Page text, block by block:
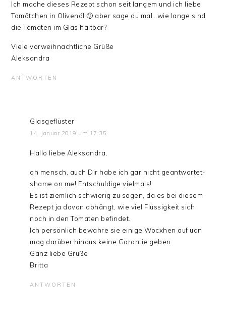
Ich mache dieses Rezept schon seit langem und ich liebe
Tomätchen in Olivenöl 🙂 aber sage du mal…wie lange sind
die Tomaten im Glas haltbar?
Viele vorweihnachtliche Grüße
Aleksandra
ANTWORTEN
Glasgeflüster
14. Januar 2019 um 17:35
Hallo liebe Aleksandra,
oh mensch, auch Dir habe ich gar nicht geantwortet-
shame on me! Entschuldige vielmals!
Es ist ziemlich schwierig zu sagen, da es bei diesem
Rezept ja davon abhängt, wie viel Flüssigkeit sich
noch in den Tomaten befindet.
Ich persönlich bewahre sie einige Wocxhen auf udn
mag darüber hinaus keine Garantie geben.
Ganz liebe Grüße
Britta
ANTWORTEN